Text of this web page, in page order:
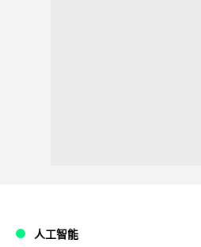
人工智能